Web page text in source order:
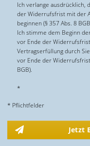
Ich verlange ausdrücklich,
der Widerrufsfrist mit der
beginnen (§ 357 Abs. 8
Ich stimme dem Beginn
vor Ende der
Vertragserfüllung durch Sie
vor Ende der
BGB).
*
* Pflichtfelder
Jetzt